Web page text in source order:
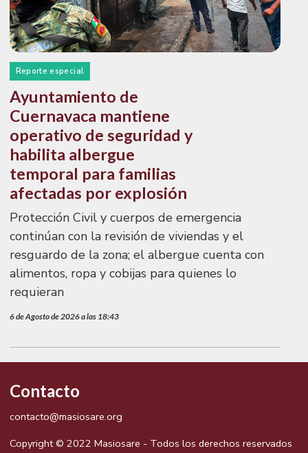
Reporte especial
Ayuntamiento de
Cuernavaca mantiene
operativo de seguridad y
habilita albergue
temporal para familias
afectadas por explosión
Protección Civil y cuerpos de emergencia
continúan con la revisión de viviendas y el
resguardo de la zona; el albergue cuenta con
alimentos, ropa y cobijas para quienes lo
requieran
6 de Agosto de 2026 a las 18:43
Contacto
contacto@masiosare.org
Copyright © 2022 Masiosare - Todos los derechos reservados